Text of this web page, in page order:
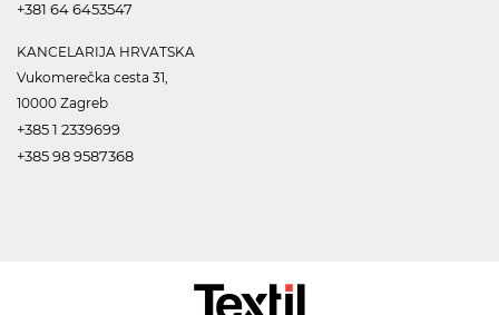
+381 64 6453547
KANCELARIJA HRVATSKA
Vukomerečka cesta 31,
10000 Zagreb
+385 1 2339699
+385 98 9587368